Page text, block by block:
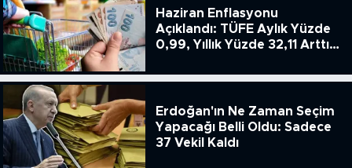
Haziran Enflasyonu
Açıklandı: TÜFE Aylık Yüzde
0,99, Yıllık Yüzde 32,11 Arttı,
51.49
Erdoğan'ın Ne Zaman Seçim
Yapacağı Belli Oldu: Sadece
37 Vekil Kaldı